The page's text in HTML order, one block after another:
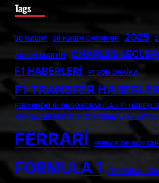
Tags
30 KASIM 30 KASIM QATAR GP 2025
ASTON MARTIN CHARLES
F1 HABERLERI F1 SON DAKIKA
F1 TRANSFER
FERNANDO ALONSO FORMULA 1 F1
KURALLARI PIST DIŞI TARTIŞMALARI
FERRARI FERRARIDE SON
FORMULA 1 FORMULA 1